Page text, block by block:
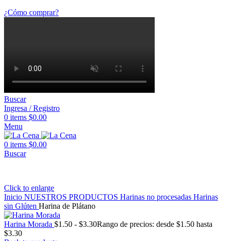
¿Cómo comprar?
Buscar
Ingresa / Registro
0 items $0.00
Menu
0 items $0.00
Buscar
Click to enlarge
Inicio NUESTROS PRODUCTOS Harinas no procesadas Harinas
sin Glúten Harina de Plátano
Harina Morada $1.50 - $3.30Rango de precios: desde $1.50 hasta
$3.30